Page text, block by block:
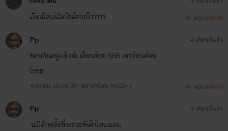
เรื่องใหม่เปิดวันไหนน๊าาาาา
ตอบกลับ (3)
Pp
ชอบกันอยู่แล้วอ่ะ เงี่ยนด้วย 555 เอาก่อนค่อย
โกรธ
จากตอน: BLUE 39 | อย่ามาอ้อน (NC20+)
4 เดือนที่แล้ว
ตอบกลับ (1)
Pp
จะมีสักครั้งที่จะชนะพี่เค้าไหมมมม
4 เดือนที่แล้ว